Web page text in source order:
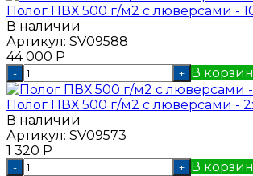
Полог ПВХ 500 г/м2 с люверсами -
В наличии
Артикул: SV09588
44 000 Р
- + В
Полог ПВХ 500 г/м2 с люверсами -
В наличии
Артикул: SV09573
1 320 Р
- + В